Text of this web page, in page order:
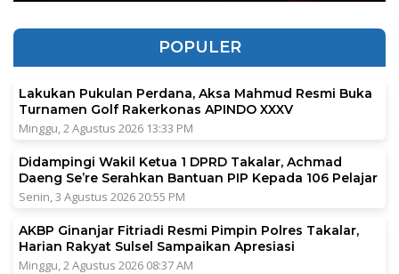
POPULER
Lakukan Pukulan Perdana, Aksa Mahmud Resmi Buka
Turnamen Golf Rakerkonas APINDO XXXV
Minggu, 2 Agustus 2026 13:33 PM
Didampingi Wakil Ketua 1 DPRD Takalar, Achmad
Daeng Se’re Serahkan Bantuan PIP Kepada 106 Pelajar
Senin, 3 Agustus 2026 20:55 PM
AKBP Ginanjar Fitriadi Resmi Pimpin Polres Takalar,
Harian Rakyat Sulsel Sampaikan Apresiasi
Minggu, 2 Agustus 2026 08:37 AM